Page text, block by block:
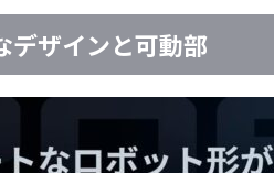
デザインと可動部